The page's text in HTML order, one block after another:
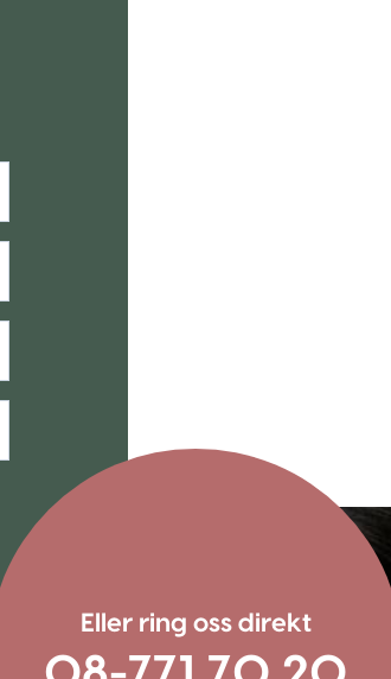
Eller ring oss direkt